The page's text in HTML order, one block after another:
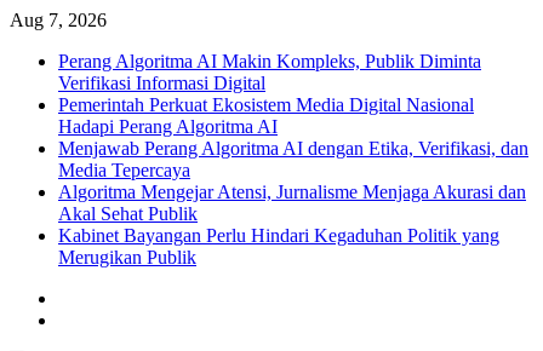
Skip
content
Aug 7, 2026
Perang Algoritma AI Makin Kompleks, Publik Diminta
Verifikasi Informasi Digital
Pemerintah Perkuat Ekosistem Media Digital Nasional
Hadapi Perang Algoritma AI
Menjawab Perang Algoritma AI dengan Etika, Verifikasi, dan
Media Tepercaya
Algoritma Mengejar Atensi, Jurnalisme Menjaga Akurasi dan
Akal Sehat Publik
Kabinet Bayangan Perlu Hindari Kegaduhan Politik yang
Merugikan Publik